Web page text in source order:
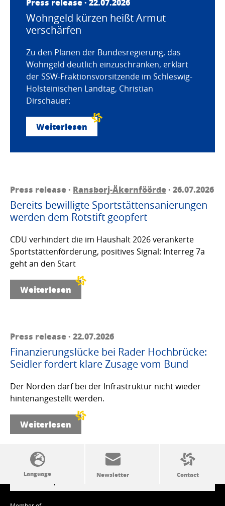
Press release · 22.07.2026
Wohngeld kürzen heißt Armut
verschärfen
Zu den Plänen der Bundesregierung, das
Wohngeld deutlich einzuschränken, erklärt
der SSW-Fraktionsvorsitzende im Schleswig-
Holsteinischen Landtag, Christian
Dirschauer:
Weiterlesen
Press release · Ransborj-Äkernföörde· 26.07.2026
Bereits bewilligte Sportstättensanierungen
werden dem Rotstift geopfert
CDU verhindert die im Haushalt 2026 verankerte
Sportstättenförderung, positives Signal: Interreg 7a
geht an den Start
Weiterlesen
Press release · 22.07.2026
Finanzierungslücke bei Rader Hochbrücke:
Seidler fordert klare Zusage vom Bund
Der Norden darf bei der Infrastruktur nicht wieder
hintenangestellt werden.
Weiterlesen
SSW politics from A to Z